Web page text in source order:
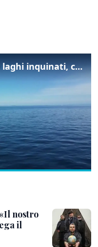
In Italia il 34% di mare e laghi inquinati, colpa della maladepurazione
nostro
il